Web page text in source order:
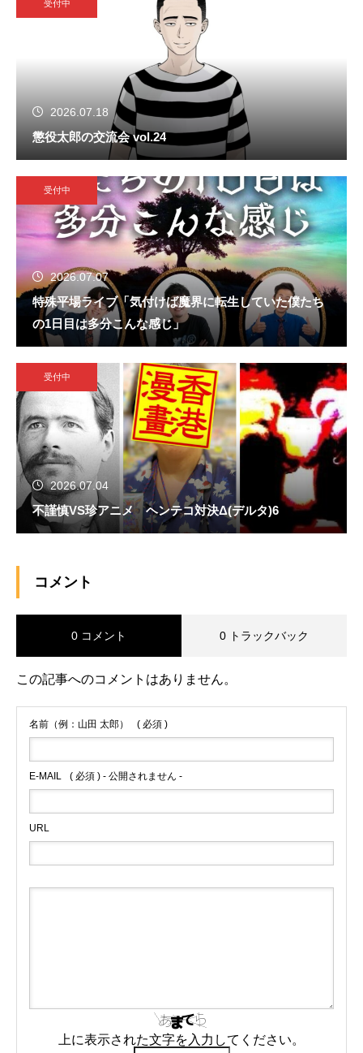
受付中
2026.07.18
懲役太郎の交流会 vol.24
受付中
2026.07.07
特殊平場ライブ「気付けば魔界に転生していた僕たち
の1日目は多分こんな感じ」
受付中
2026.07.04
不謹慎VS珍アニメ ヘンテコ対決Δ(デルタ)6
コメント
0 コメント 0 トラックバック
この記事へのコメントはありません。
名前（例：山田 太郎） ( 必須 )
E-MAIL ( 必須 ) - 公開されません -
URL
上に表示された文字を入力してください。